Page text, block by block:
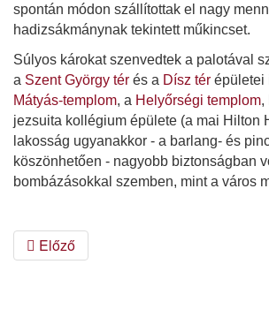
spontán módon szállítottak el nagy
hadizsákmánynak tekintett műkincset.
Súlyos károkat szenvedtek a palotával
a Szent György tér és a Dísz tér épületei
Mátyás-templom, a Helyőrségi templom,
jezsuita kollégium épülete (a mai Hilton
lakosság ugyanakkor - a barlang- és
köszönhetően - nagyobb biztonságban
bombázásokkal szemben, mint a város
Előző